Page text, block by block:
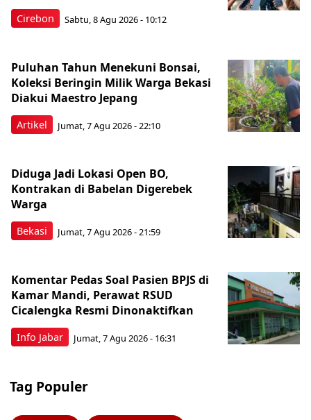
Cirebon Sabtu, 8 Agu 2026 - 10:12
Artikel
Puluhan Tahun Menekuni Bonsai,
Koleksi Beringin Milik Warga Bekasi
Diakui Maestro Jepang
Jumat, 7 Agu 2026 - 22:10
Bekasi
Diduga Jadi Lokasi Open BO,
Kontrakan di Babelan Digerebek
Warga
Jumat, 7 Agu 2026 - 21:59
Info Jabar
Komentar Pedas Soal Pasien BPJS di
Kamar Mandi, Perawat RSUD
Cicalengka Resmi Dinonaktifkan
Jumat, 7 Agu 2026 - 16:31
Tag Populer